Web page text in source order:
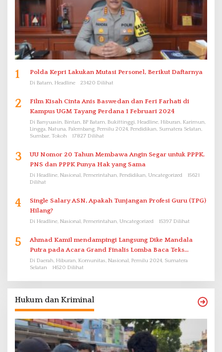
1 Polda Kepri Lakukan Mutasi Personel, Berikut Daftarnya
Di Batam, Headline 23420 Dilihat
2
Film Kisah Cinta Anis Baswedan dan Feri Farhati di
Kampus UGM Tayang Perdana 1 Februari 2024
Di Banyuasin, Bintan, BP Batam, Bukittinggi, Headline, Hiburan, Karimun,
Lingga, Natuna, Palembang, Pemilu 2024, Pendidikan, Sumatera Selatan,
Sumbar, Tokoh
17827 Dilihat
3
UU Nomor 20 Tahun Membawa Angin Segar untuk PPPK.
PNS dan PPPK Punya Hak yang Sama
Di Headline, Nasional, Pemerintahan, Pendidikan, Uncategorized
15621
Dilihat
4
Single Salary ASN, Apakah Tunjangan Profesi Guru (TPG)
Hilang?
Di Headline, Nasional, Pemerintahan, Uncategorized 15397 Dilihat
5
Ahmad Kamil mendampingi Langsung Dike Mandala
Putra pada Acara Grand Finalis Lomba Baca Teks
Proklamasi Mirip Bung Karno di Bali
Di Daerah, Hiburan, Komunitas, Nasional, Pemilu 2024, Sumatera
Selatan
14520 Dilihat
Hukum dan Kriminal